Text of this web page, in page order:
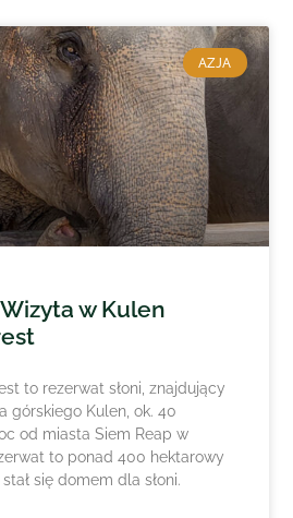
AZJA
w Kulen
to rezerwat słoni, znajdujący
górskiego Kulen, ok. 40
od miasta Siem Reap w
to ponad 400 hektarowy
się domem dla słoni.